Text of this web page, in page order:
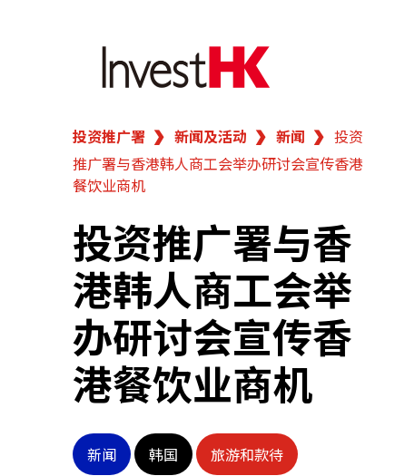
繁 简
香港营商优势
我们的客户
新闻及活动
业务领域
在港开业
关于我们
投资推广署 新闻及活动 新闻
投资
推广署与香港韩人商工会举办研讨会宣传香港
餐饮业商机
投资推广署与香
港韩人商工会举
办研讨会宣传香
港餐饮业商机
新闻 韩国 旅游和款待